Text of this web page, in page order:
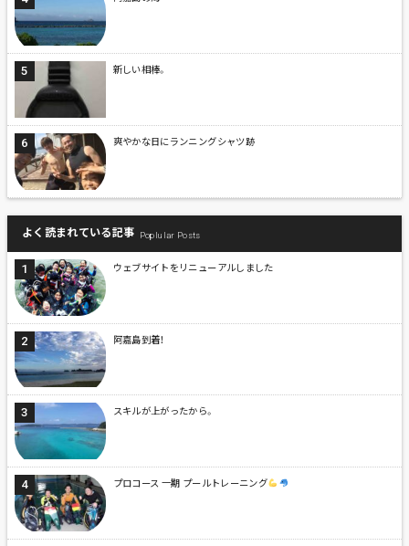
新しい相棒。
爽やかな日にランニングシャツ跡
よく読まれている記事 Poplular Posts
ウェブサイトをリニューアルしました
阿嘉島到着！
スキルが上がったから。
プロコース 一期 プールトレーニング